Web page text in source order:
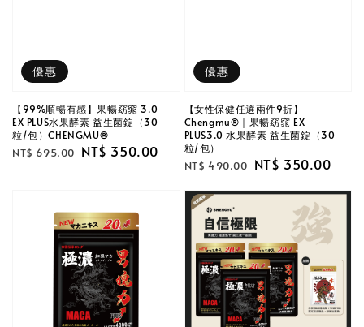
優惠
【99%順暢有感】果暢窈窕 3.0
EX PLUS水果酵素 益生菌錠（30
粒/包）CHENGMU®
Regular
NT$ 695.00 Sale
NT$ 350.00
優惠
【女性保健任選兩件9折】
Chengmu®｜果暢窈窕 EX
PLUS3.0 水果酵素 益生菌錠（30
粒/包）
Regular
NT$ 490.00 Sale
NT$ 350.00